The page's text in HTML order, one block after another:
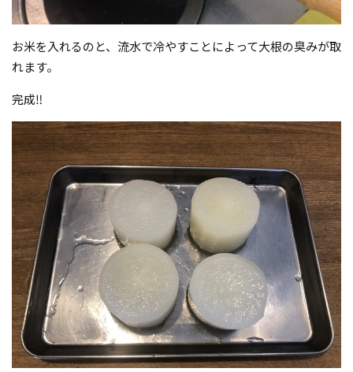
お米を入れるのと、流水で冷やすことによって大根の臭みが取
れます。
完成‼︎